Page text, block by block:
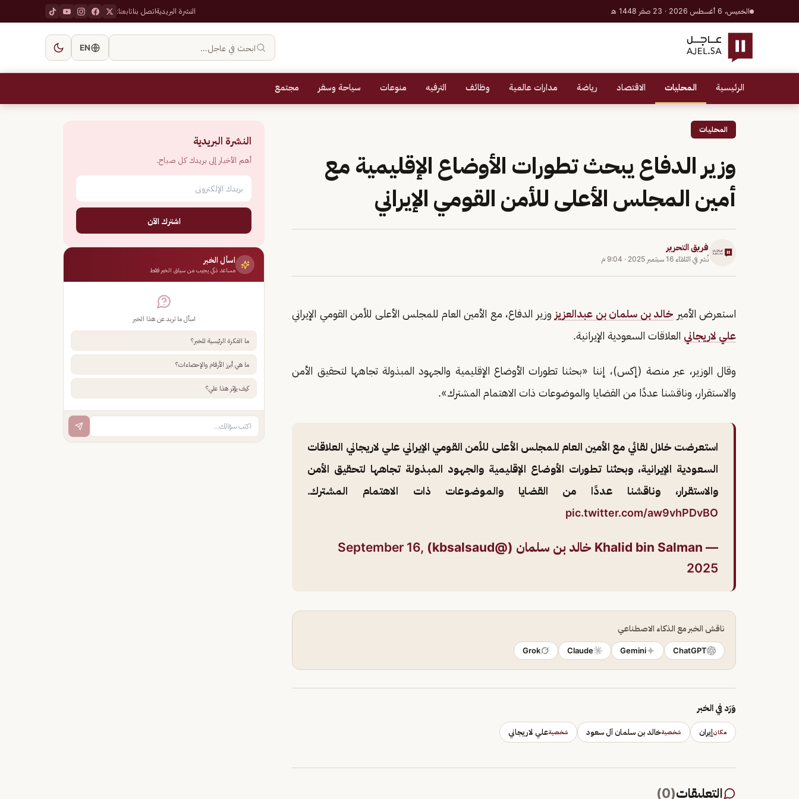
الخميس، 6 أغسطس 2026 · 23 صفر 1448 هـ النشرة البريديةاتصل بناتابعنا:
ابحث في عاجل… EN
الرئيسية المحليات الاقتصاد رياضة مدارات عالمية وظائف الترفيه منوعات سياحة وسفر مجتمع
المحليات
وزير الدفاع يبحث تطورات الأوضاع الإقليمية مع
أمين المجلس الأعلى للأمن القومي الإيراني
فريق التحرير
نُشر في الثلاثاء 16 سبتمبر 2025 · 9:04 م
استعرض الأمير خالد بن سلمان بن عبدالعزيز وزير الدفاع، مع الأمين العام للمجلس الأعلى للأمن القومي الإيراني
علي لاريجاني العلاقات السعودية الإيرانية.
وقال الوزير، عبر منصة (إكس)، إننا «بحثنا تطورات الأوضاع الإقليمية والجهود المبذولة تجاهها لتحقيق الأمن
والاستقرار، وناقشنا عددًا من القضايا والموضوعات ذات الاهتمام المشترك».
استعرضت خلال لقائي مع الأمين العام للمجلس الأعلى للأمن القومي الإيراني علي لاريجاني العلاقات
السعودية الإيرانية، وبحثنا تطورات الأوضاع الإقليمية والجهود المبذولة تجاهها لتحقيق الأمن
والاستقرار، وناقشنا عددًا من القضايا والموضوعات ذات الاهتمام المشترك.
pic.twitter.com/aw9vhPDvBO
— Khalid bin Salman خالد بن سلمان (@kbsalsaud)
September 16,
2025
ناقش الخبر مع الذكاء الاصطناعي
ChatGPT
Gemini
Claude
Grok
وَرَد في الخبر
مكانإيران شخصيةخالد بن سلمان آل سعود شخصيةعلي لاريجاني
التعليقات(
0
)
النشرة البريدية
أهم الأخبار إلى بريدك كل صباح.
اشترك الآن
اسأل الخبر
مساعد ذكي يجيب من سياق الخبر فقط
اسأل ما تريد عن هذا الخبر
ما الفكرة الرئيسية للخبر؟
ما هي أبرز الأرقام والإحصاءات؟
كيف يؤثر هذا علي؟